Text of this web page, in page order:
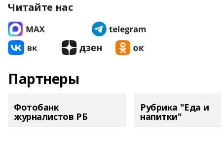
Читайте нас
Партнеры
Фотобанк
журналистов РБ
Рубрика "Еда и
напитки"